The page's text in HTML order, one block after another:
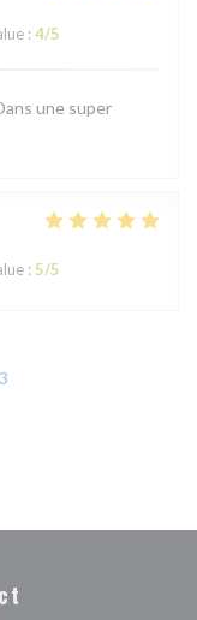
: 4/5
une super
: 5/5
3